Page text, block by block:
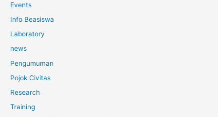
Events
Info Beasiswa
Laboratory
news
Pengumuman
Pojok Civitas
Research
Training